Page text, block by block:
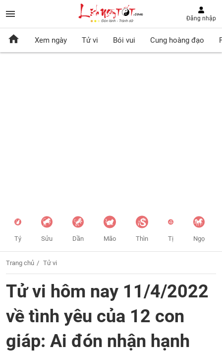
Đăng nhập
Xem ngày Tử vi Bói vui Cung hoàng đạo
Tý Sửu Dần Mão Thìn Tị Ngọ
Trang chủ Tử vi
Tử vi hôm nay 11/4/2022
về tình yêu của 12 con
giáp: Ai đón nhận hạnh